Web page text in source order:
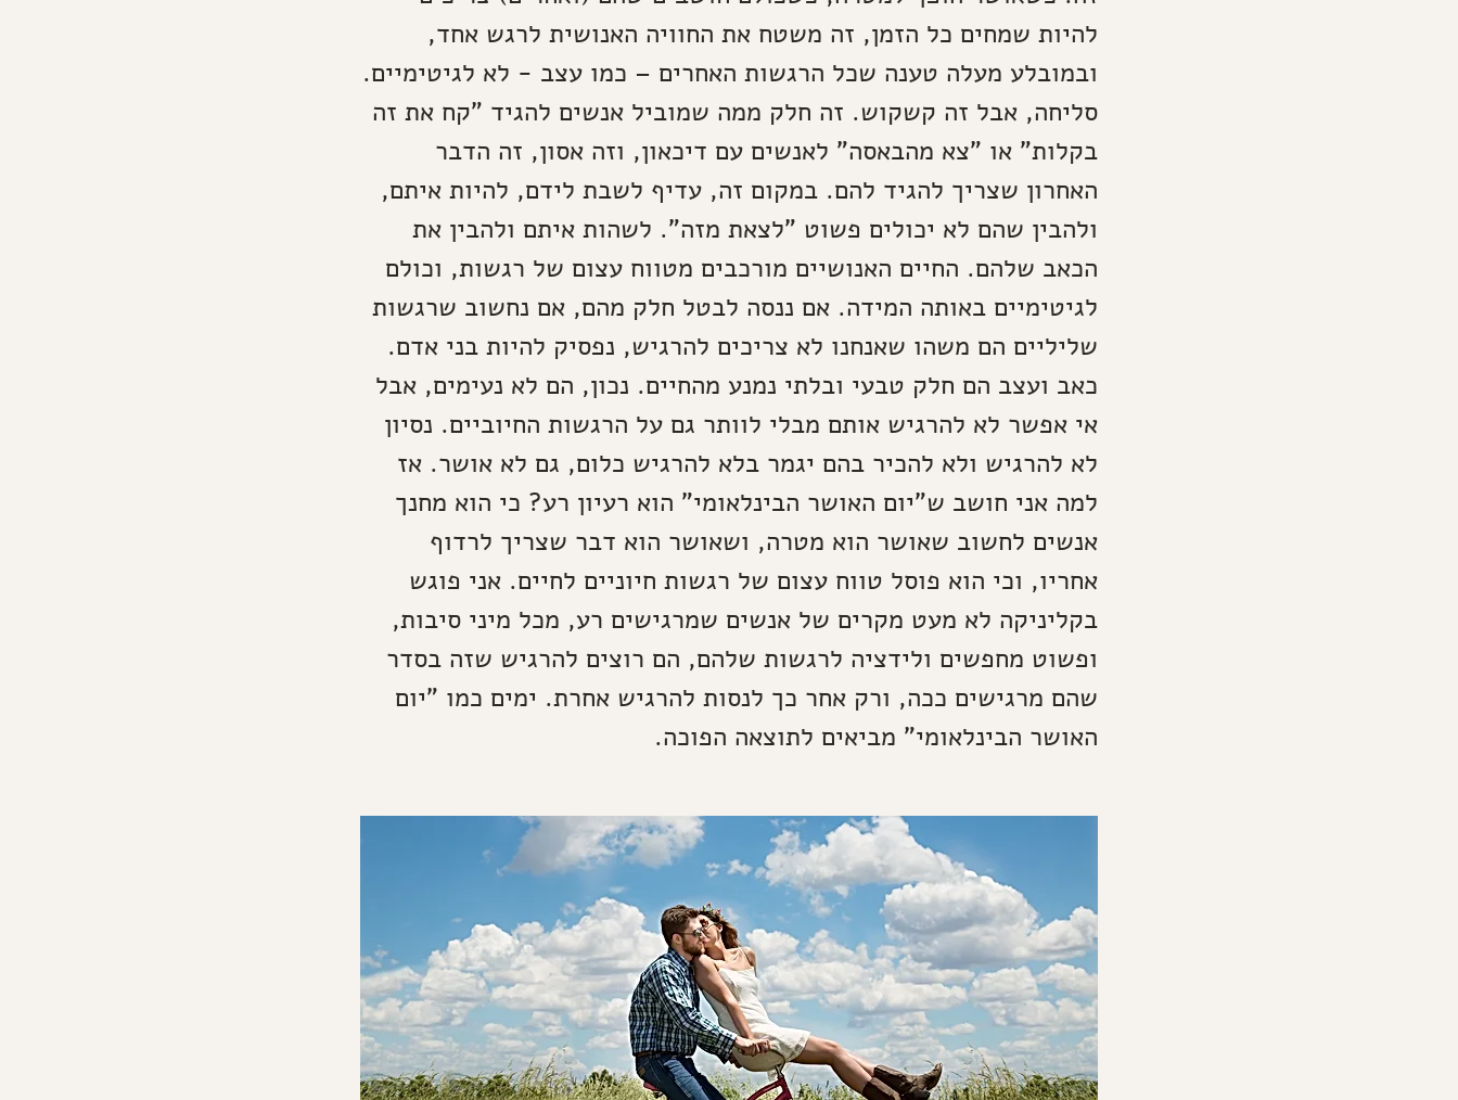
להיות שמחים כל הזמן, זה משטח את החוויה האנושית לרגש אחד,
ובמובלע מעלה טענה שכל הרגשות האחרים – כמו עצב - לא לגיטימיים.
סליחה, אבל זה קשקוש. זה חלק ממה שמוביל אנשים להגיד "קח את זה
בקלות" או "צא מהבאסה" לאנשים עם דיכאון, וזה אסון, זה הדבר
האחרון שצריך להגיד להם. במקום זה, עדיף לשבת לידם, להיות איתם,
ולהבין שהם לא יכולים פשוט "לצאת מזה". לשהות איתם ולהבין את
הכאב שלהם. החיים האנושיים מורכבים מטווח עצום של רגשות, וכולם
לגיטימיים באותה המידה. אם ננסה לבטל חלק מהם, אם נחשוב שרגשות
שליליים הם משהו שאנחנו לא צריכים להרגיש, נפסיק להיות בני אדם.
כאב ועצב הם חלק טבעי ובלתי נמנע מהחיים. נכון, הם לא נעימים, אבל
אי אפשר לא להרגיש אותם מבלי לוותר גם על הרגשות החיוביים. נסיון
לא להרגיש ולא להכיר בהם יגמר בלא להרגיש כלום, גם לא אושר. אז
למה אני חושב ש"יום האושר הבינלאומי" הוא רעיון רע? כי הוא מחנך
אנשים לחשוב שאושר הוא מטרה, ושאושר הוא דבר שצריך לרדוף
אחריו, וכי הוא פוסל טווח עצום של רגשות חיוניים לחיים. אני פוגש
בקליניקה לא מעט מקרים של אנשים שמרגישים רע, מכל מיני סיבות,
ופשוט מחפשים ולידציה לרגשות שלהם, הם רוצים להרגיש שזה בסדר
שהם מרגישים ככה, ורק אחר כך לנסות להרגיש אחרת. ימים כמו "יום
האושר הבינלאומי" מביאים לתוצאה הפוכה.